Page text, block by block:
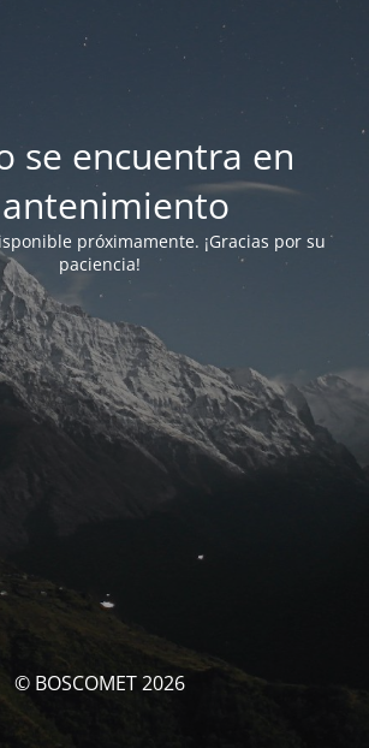
se encuentra en
próximamente. ¡Gracias por su
paciencia!
© BOSCOMET 2026